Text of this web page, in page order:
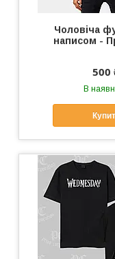
Чоловіча
написом -
500
В